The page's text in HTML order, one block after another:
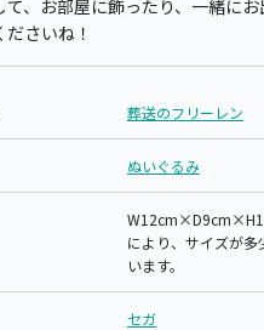
て、お部屋に飾ったり、一緒に
さいね！
葬送のフリーレン
ぬいぐるみ
により、サイズが
います。
セガ